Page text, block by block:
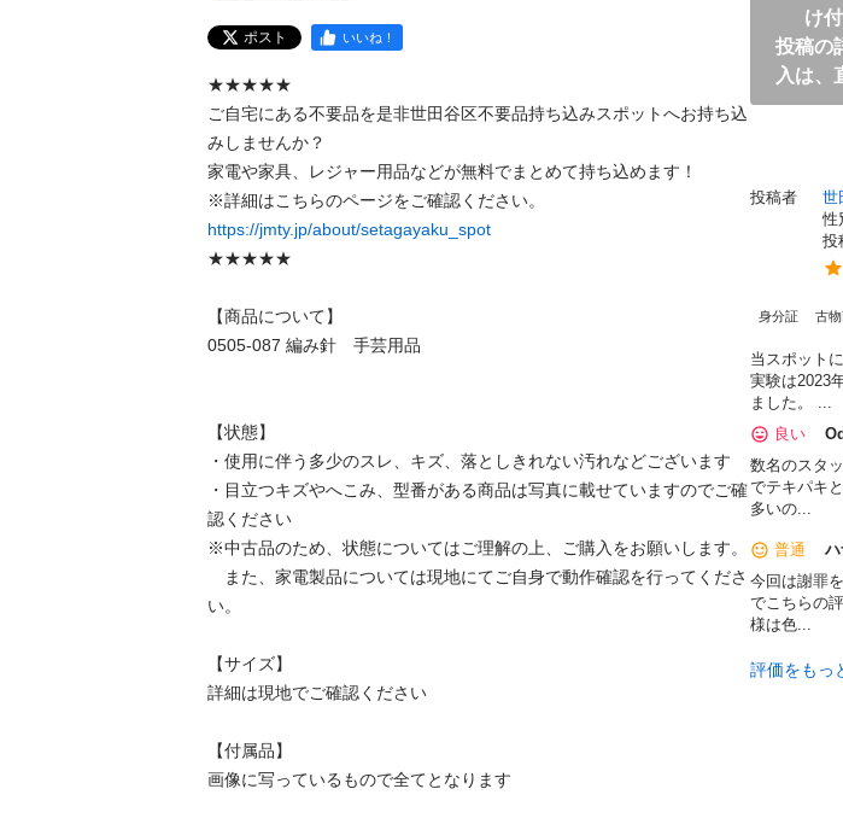
ポスト いいね！
★★★★★
ご自宅にある不要品を是非世田谷区不要品持ち込みスポットへお持ち込
みしませんか？
家電や家具、レジャー用品などが無料でまとめて持ち込めます！
https://jmty.jp/about/setagayaku_spot
★★★★★
【商品について】
0505-087 編み針　手芸用品
【状態】
・使用に伴う多少のスレ、キズ、落としきれない汚れなどございます
・目立つキズやへこみ、型番がある商品は写真に載せていますのでご確
認ください
※中古品のため、状態についてはご理解の上、ご購入をお願いします。
また、家電製品については現地にてご自身で動作確認を行ってくださ
い。
【サイズ】
詳細は現地でご確認ください
【付属品】
画像に写っているもので全てとなります
け
投稿の
入は、
投稿者
世
性
投
身分証 古
当スポット
実験は2023
ました。 ...
良い
数名のスタ
でテキパキ
多いの...
普通
今回は謝罪
でこちらの
様は色...
評価をもっ